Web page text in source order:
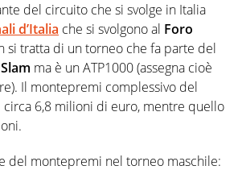
del circuito che si svolge in Italia
d’Italia che si svolgono al Foro
si tratta di un torneo che fa parte del
ma è un ATP1000 (assegna cioè
Il montepremi complessivo del
6,8 milioni di euro, mentre quello
del montepremi nel torneo maschile: